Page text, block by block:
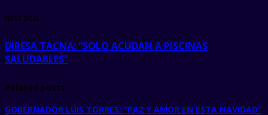
next post
DIRESA TACNA: “SOLO ACUDAN A PISCINAS
SALUDABLES”
Related posts
GOBERNADOR LUIS TORRES: “PAZ Y AMOR EN ESTA NAVIDAD”